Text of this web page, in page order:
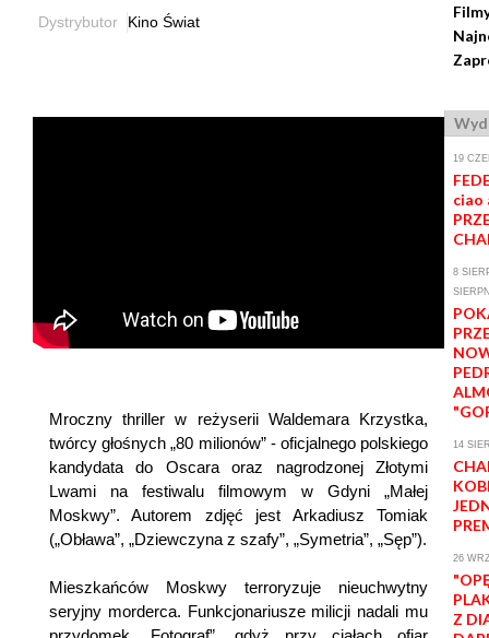
Dystrybutor
Kino Świat
Mroczny thriller w reżyserii Waldemara Krzystka,
twórcy głośnych „80 milionów” - oficjalnego polskiego
kandydata do Oscara oraz nagrodzonej Złotymi
Lwami na festiwalu filmowym w Gdyni „Małej
Moskwy”. Autorem zdjęć jest Arkadiusz Tomiak
(„Obława”, „Dziewczyna z szafy”, „Symetria”, „Sęp”).
Mieszkańców Moskwy terroryzuje nieuchwytny
seryjny morderca. Funkcjonariusze milicji nadali mu
19
8
14
26
Z